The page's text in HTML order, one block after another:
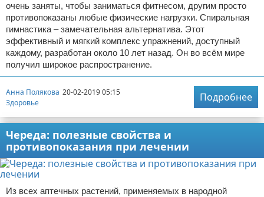
очень заняты, чтобы заниматься фитнесом, другим просто
противопоказаны любые физические нагрузки. Спиральная
гимнастика – замечательная альтернатива. Этот
эффективный и мягкий комплекс упражнений, доступный
каждому, разработан около 10 лет назад. Он во всём мире
получил широкое распространение.
Анна Полякова 20-02-2019 05:15
Здоровье
Подробнее
Череда: полезные свойства и
противопоказания при лечении
Из всех аптечных растений, применяемых в народной